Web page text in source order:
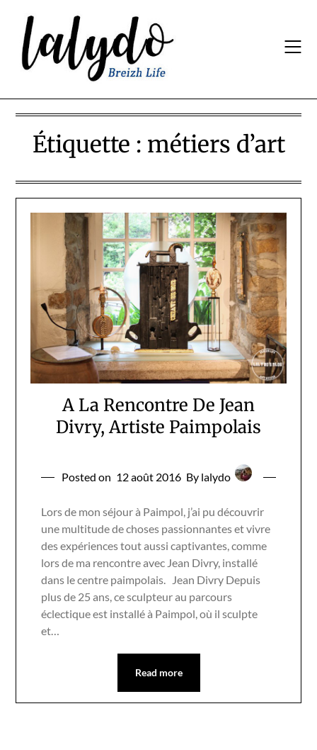
content
Étiquette : métiers d’art
A La Rencontre De Jean
Divry, Artiste Paimpolais
Posted on 12 août 2016 By lalydo
Lors de mon séjour à Paimpol, j’ai pu découvrir
une multitude de choses passionnantes et vivre
des expériences tout aussi captivantes, comme
lors de ma rencontre avec Jean Divry, installé
dans le centre paimpolais. Jean Divry Depuis
plus de 25 ans, ce sculpteur au parcours
éclectique est installé à Paimpol, où il sculpte
et…
Read more